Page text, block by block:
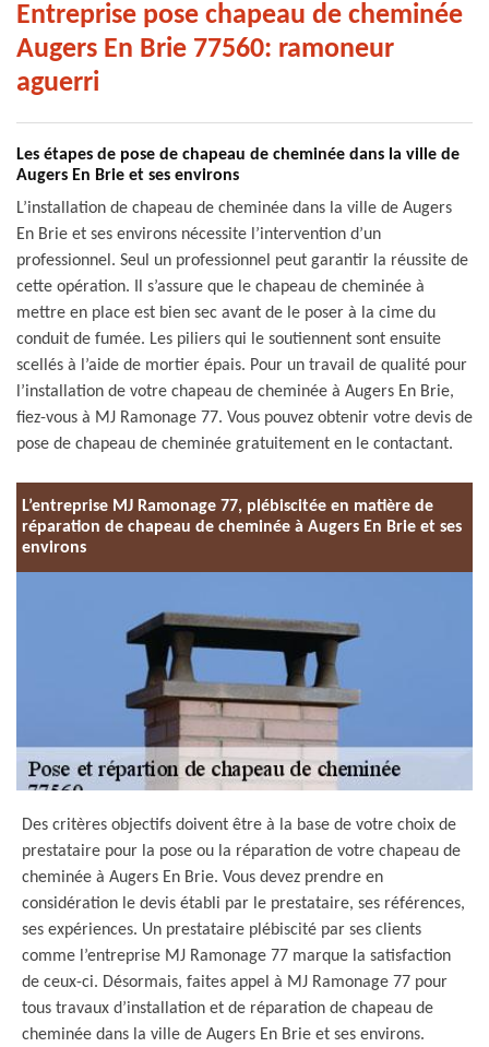
Entreprise pose chapeau de cheminée
Augers En Brie 77560: ramoneur
aguerri
Les étapes de pose de chapeau de cheminée dans la ville de
Augers En Brie et ses environs
L’installation de chapeau de cheminée dans la ville de Augers
En Brie et ses environs nécessite l’intervention d’un
professionnel. Seul un professionnel peut garantir la réussite de
cette opération. Il s’assure que le chapeau de cheminée à
mettre en place est bien sec avant de le poser à la cime du
conduit de fumée. Les piliers qui le soutiennent sont ensuite
scellés à l’aide de mortier épais. Pour un travail de qualité pour
l’installation de votre chapeau de cheminée à Augers En Brie,
fiez-vous à MJ Ramonage 77. Vous pouvez obtenir votre devis de
pose de chapeau de cheminée gratuitement en le contactant.
L’entreprise MJ Ramonage 77, plébiscitée en matière de
réparation de chapeau de cheminée à Augers En Brie et ses
environs
Des critères objectifs doivent être à la base de votre choix de
prestataire pour la pose ou la réparation de votre chapeau de
cheminée à Augers En Brie. Vous devez prendre en
considération le devis établi par le prestataire, ses références,
ses expériences. Un prestataire plébiscité par ses clients
comme l’entreprise MJ Ramonage 77 marque la satisfaction
de ceux-ci. Désormais, faites appel à MJ Ramonage 77 pour
tous travaux d’installation et de réparation de chapeau de
cheminée dans la ville de Augers En Brie et ses environs.